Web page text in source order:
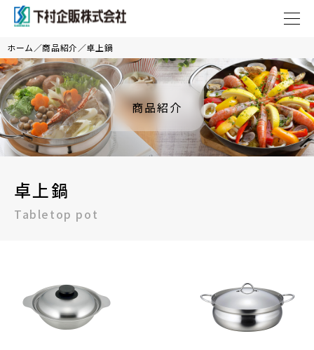
ホーム 商品紹介 卓上鍋
商品紹介
卓上鍋
Tabletop pot